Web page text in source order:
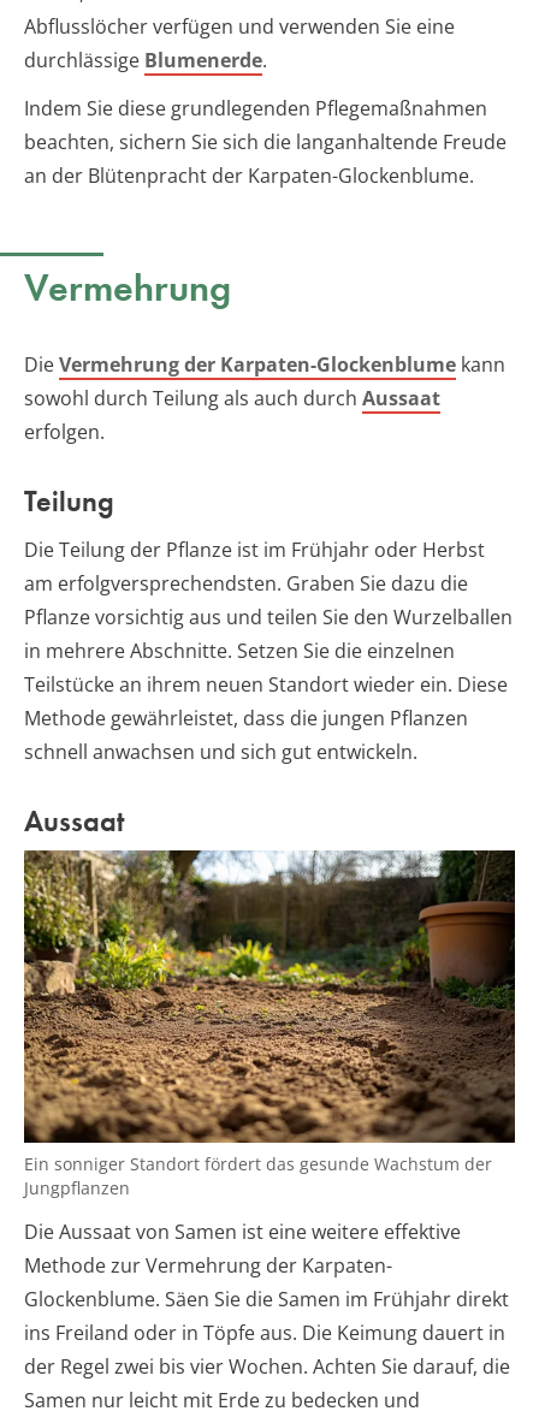
Abflusslöcher verfügen und verwenden Sie eine
durchlässige Blumenerde.
Indem Sie diese grundlegenden Pflegemaßnahmen
beachten, sichern Sie sich die langanhaltende Freude
an der Blütenpracht der Karpaten-Glockenblume.
Vermehrung
DieVermehrung der Karpaten-Glockenblume kann
sowohl durch Teilung als auch durch Aussaat
erfolgen.
Teilung
Die Teilung der Pflanze ist im Frühjahr oder Herbst
am erfolgversprechendsten. Graben Sie dazu die
Pflanze vorsichtig aus und teilen Sie den Wurzelballen
in mehrere Abschnitte. Setzen Sie die einzelnen
Teilstücke an ihrem neuen Standort wieder ein. Diese
Methode gewährleistet, dass die jungen Pflanzen
schnell anwachsen und sich gut entwickeln.
Aussaat
Ein sonniger Standort fördert das gesunde Wachstum der
Jungpflanzen
Die Aussaat von Samen ist eine weitere effektive
Methode zur Vermehrung der Karpaten-
Glockenblume. Säen Sie die Samen im Frühjahr direkt
ins Freiland oder in Töpfe aus. Die Keimung dauert in
der Regel zwei bis vier Wochen. Achten Sie darauf, die
Samen nur leicht mit Erde zu bedecken und